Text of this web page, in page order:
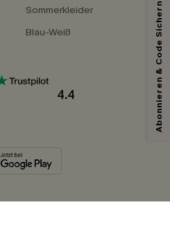
Sommerkleider
Blau-Weiß
4.4 Abonnieren & Code Sichern